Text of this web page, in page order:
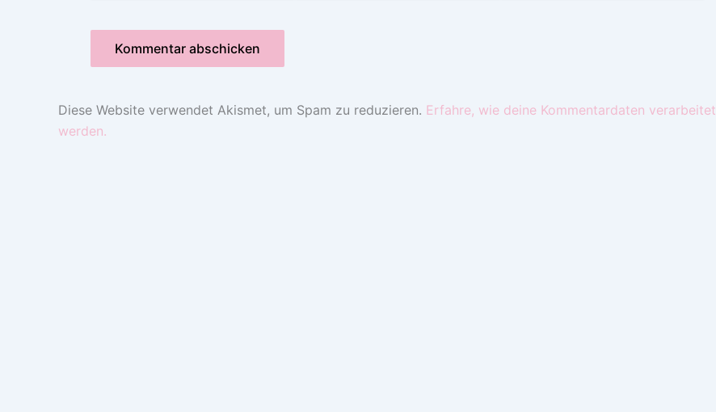
Diese Website verwendet Akismet, um Spam zu reduzieren. Erfahre, wie deine Kommentardaten verarbeitet
werden.